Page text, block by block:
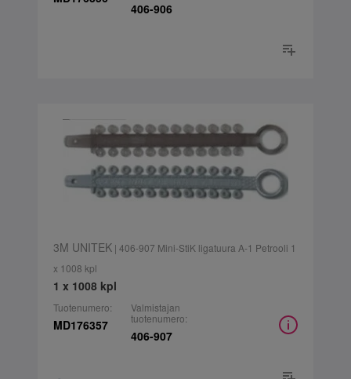
406-906
3M UNITEK| 406-907 Mini-StiK ligatuura A-1 Petrooli 1
x 1008 kpl
1 x 1008 kpl
Tuotenumero:
MD176357
Valmistajan
tuotenumero:
406-907